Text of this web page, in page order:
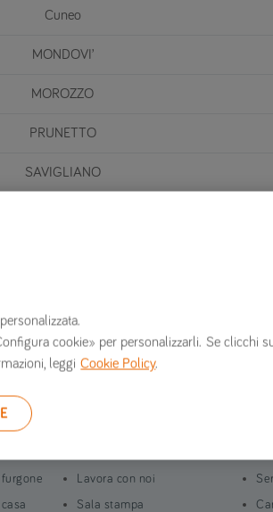
Cuneo
MONDOVI’
MOROZZO
PRUNETTO
SAVIGLIANO
auto
Lavora con noi
Sala stampa
cookie» per personalizzarli. Se clicchi
leggiCookie Policy.